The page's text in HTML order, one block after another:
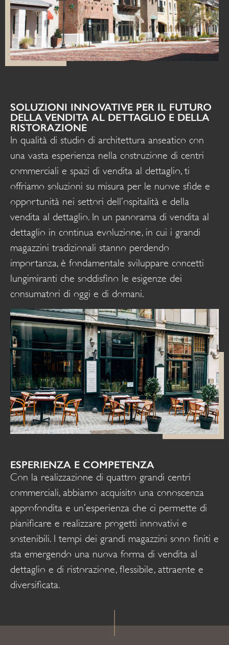
SOLUZIONI INNOVATIVE PER IL FUTURO
DELLA VENDITA AL DETTAGLIO E DELLA
RISTORAZIONE
In qualità di studio di architettura anseatico con
una vasta esperienza nella costruzione di centri
commerciali e spazi di vendita al dettaglio, ti
offriamo soluzioni su misura per le nuove sfide e
opportunità nei settori dell’ospitalità e della
vendita al dettaglio. In un panorama di vendita al
dettaglio in continua evoluzione, in cui i grandi
magazzini tradizionali stanno perdendo
importanza, è fondamentale sviluppare concetti
lungimiranti che soddisfino le esigenze dei
consumatori di oggi e di domani.
ESPERIENZA E COMPETENZA
Con la realizzazione di quattro grandi centri
commerciali, abbiamo acquisito una conoscenza
approfondita e un’esperienza che ci permette di
pianificare e realizzare progetti innovativi e
sostenibili. I tempi dei grandi magazzini sono finiti e
sta emergendo una nuova forma di vendita al
dettaglio e di ristorazione, flessibile, attraente e
diversificata.